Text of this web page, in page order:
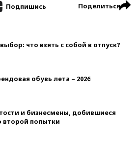
Подпишись Поделиться
что взять с собой в отпуск?
обувь лета – 2026
и бизнесмены, добившиеся
второй попытки